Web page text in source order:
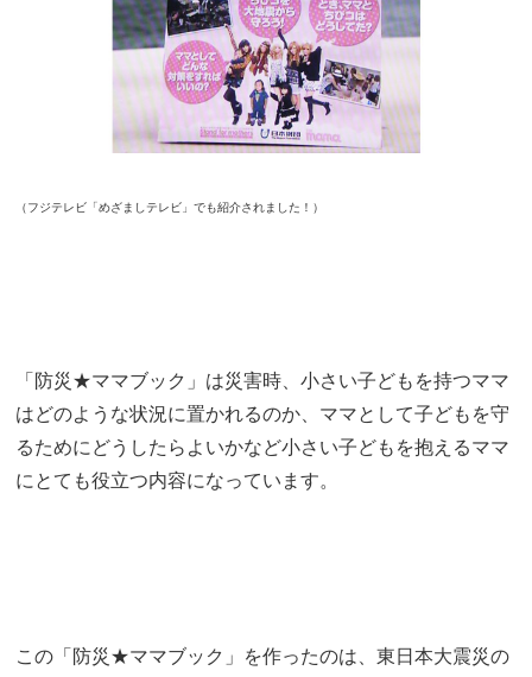
（フジテレビ「めざましテレビ」でも紹介されました！）
「防災★ママブック」は災害時、小さい子どもを持つママ
はどのような状況に置かれるのか、ママとして子どもを守
るためにどうしたらよいかなど小さい子どもを抱えるママ
にとても役立つ内容になっています。
この「防災★ママブック」を作ったのは、東日本大震災の